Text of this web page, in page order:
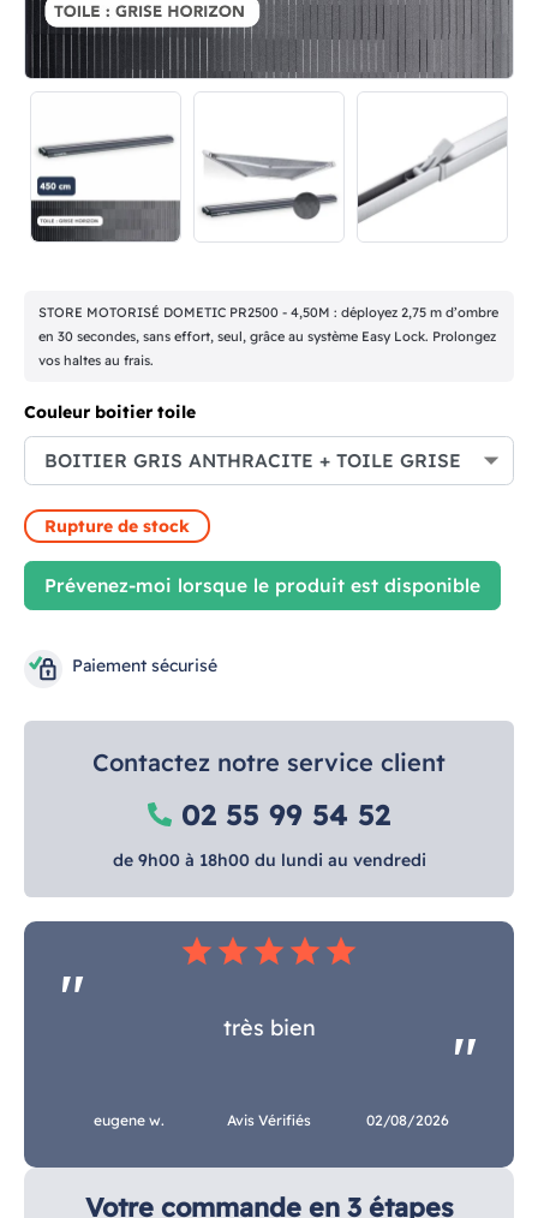
STORE MOTORISÉ DOMETIC PR2500 - 4,50M : déployez 2,75 m d’ombre
en 30 secondes, sans effort, seul, grâce au système Easy Lock. Prolongez
vos haltes au frais.
Couleur boitier toile
Rupture de stock
Prévenez-moi lorsque le produit est disponible
Paiement sécurisé
Contactez notre service client
02 55 99 54 52
de 9h00 à 18h00 du lundi au vendredi
Votre commande en 3 étapes
star star star star star
très bien
eugene w. Avis Vérifiés 02/08/2026